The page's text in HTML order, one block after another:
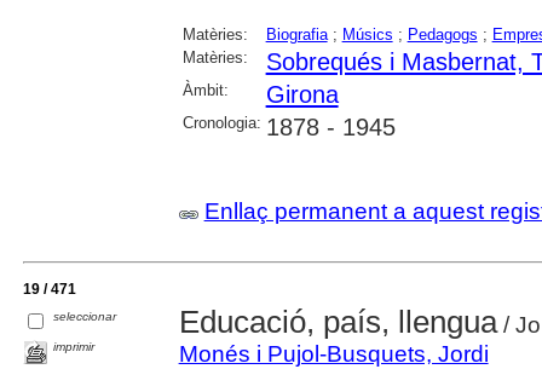
Matèries: Biografia; Músics ; Pedagogs ;
Matèries:
Sobrequés i Masbernat,
Àmbit: Girona
Cronologia: 1878 - 1945
Enllaç permanent a aquest
19 / 471
seleccionar
imprimir
Educació, país, llengua/
Monés i Pujol-Busquets, Jordi